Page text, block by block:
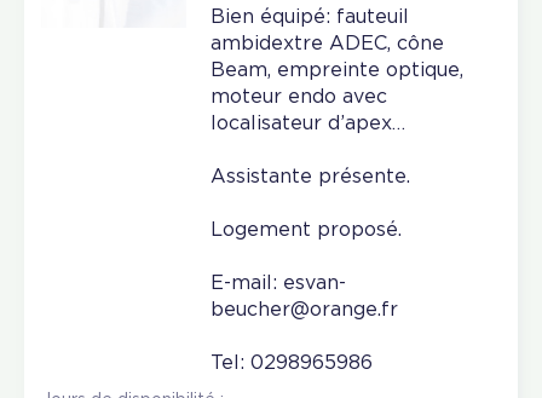
Bien équipé: fauteuil
ambidextre ADEC, cône
Beam, empreinte optique,
moteur endo avec
localisateur d’apex…
Assistante présente.
Logement proposé.
E-mail: esvan-
beucher@orange.fr
Tel: 0298965986